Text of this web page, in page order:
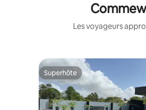
Les voyageurs
Superhôte
Superhôte